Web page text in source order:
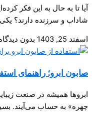
آیا تا به حال به این فکر
شاداب و سرزنده دارند؟ یکی
اسفند 25, 1403 بدون
صابون ابرو؛ راهنمای
ابروها همیشه در صنعت
چهره» به حساب می‌آیند.